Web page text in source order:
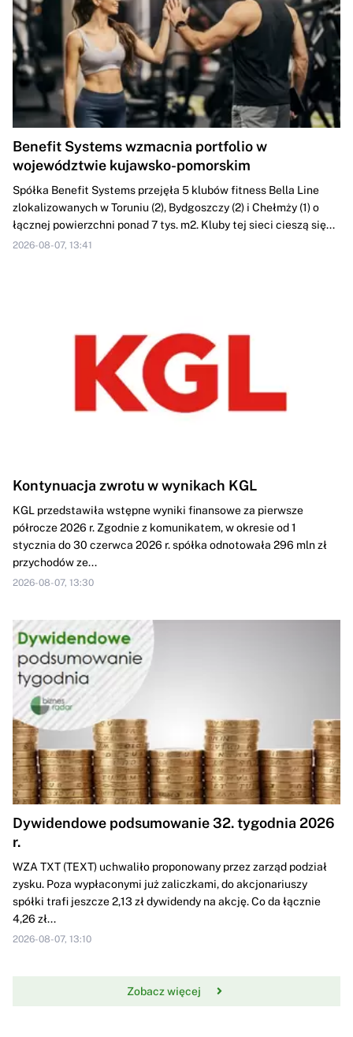
Benefit Systems wzmacnia portfolio w
województwie kujawsko-pomorskim
Spółka Benefit Systems przejęła 5 klubów fitness Bella Line
zlokalizowanych w Toruniu (2), Bydgoszczy (2) i Chełmży (1) o
łącznej powierzchni ponad 7 tys. m2. Kluby tej sieci cieszą się...
2026-08-07, 13:41
Kontynuacja zwrotu w wynikach KGL
KGL przedstawiła wstępne wyniki finansowe za pierwsze
półrocze 2026 r. Zgodnie z komunikatem, w okresie od 1
stycznia do 30 czerwca 2026 r. spółka odnotowała 296 mln zł
przychodów ze...
2026-08-07, 13:30
Dywidendowe podsumowanie 32. tygodnia 2026
r.
WZA TXT (TEXT) uchwaliło proponowany przez zarząd podział
zysku. Poza wypłaconymi już zaliczkami, do akcjonariuszy
spółki trafi jeszcze 2,13 zł dywidendy na akcję. Co da łącznie
4,26 zł...
2026-08-07, 13:10
Zobacz więcej